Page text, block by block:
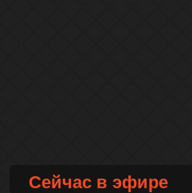
Сейчас в эфире